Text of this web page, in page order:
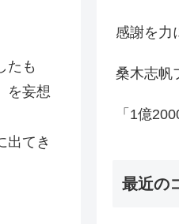
たも
を妄想
出てき
感謝を力
桑木志帆
「1億
最近の